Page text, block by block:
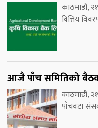
काठमाडौं,
वित्तिय
आजै पाँच समितिको
काठमाडौं,
पाँचवटा